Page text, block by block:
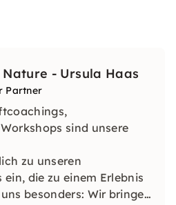
- Ursula Haas
Partner
sind unsere
zu unseren
die zu einem Erlebnis
besonders: Wir bringen